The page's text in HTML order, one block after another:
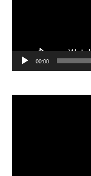
00:00
Odtwarzacz